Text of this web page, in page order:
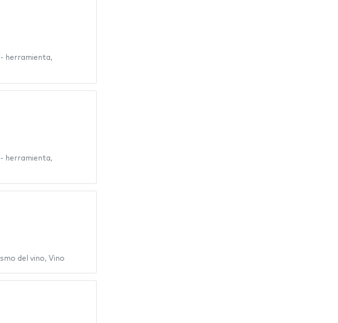
- herramienta,
- herramienta,
del vino, Vino